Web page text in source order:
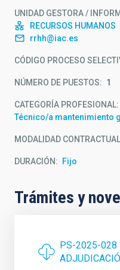
UNIDAD GESTORA /
RECURSOS HUMANOS
rrhh@iac.es
CÓDIGO PROCESO
NÚMERO DE PUESTOS 1
CATEGORÍA PROFESIONAL
Técnico/a mantenimiento
MODALIDAD CONTRACTUAL
DURACIÓN Fijo
Trámites y
PS-2025-028